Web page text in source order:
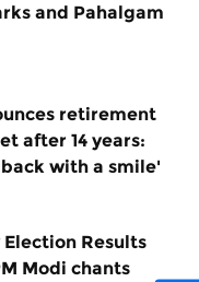
and Pahalgam
retirement
after 14 years:
with a smile'
Results
Modi chants